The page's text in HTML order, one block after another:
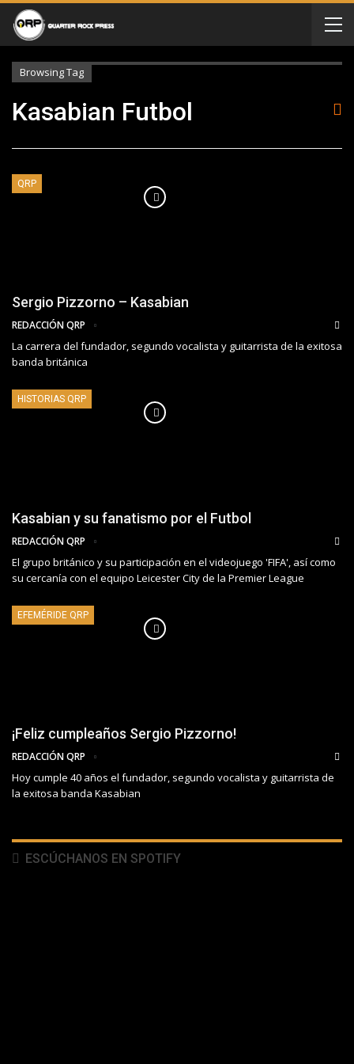
Browsing Tag
Kasabian Futbol
QRP
Sergio Pizzorno – Kasabian
REDACCIÓN QRP
La carrera del fundador, segundo vocalista y guitarrista de la exitosa
banda británica
HISTORIAS QRP
Kasabian y su fanatismo por el Futbol
REDACCIÓN QRP
El grupo británico y su participación en el videojuego 'FIFA', así como
su cercanía con el equipo Leicester City de la Premier League
EFEMÉRIDE QRP
¡Feliz cumpleaños Sergio Pizzorno!
REDACCIÓN QRP
Hoy cumple 40 años el fundador, segundo vocalista y guitarrista de
la exitosa banda Kasabian
ESCÚCHANOS EN SPOTIFY